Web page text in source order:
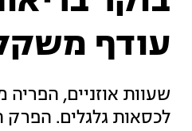
עודף
לכסאות גלגלים. הפרק